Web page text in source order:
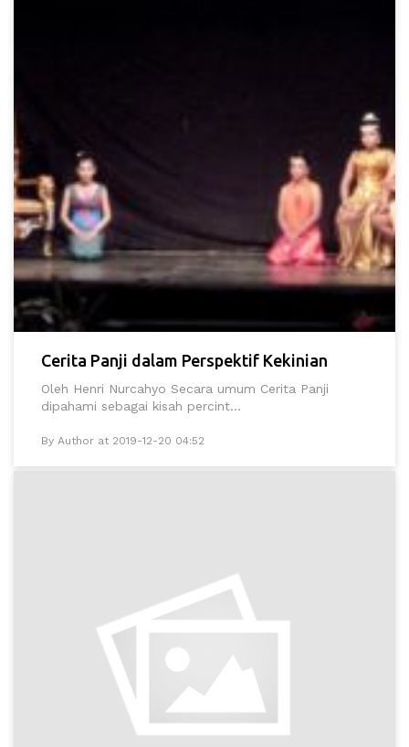
Cerita Panji dalam Perspektif Kekinian
Oleh Henri Nurcahyo Secara umum Cerita Panji
dipahami sebagai kisah percint...
By Author at 2019-12-20 04:52